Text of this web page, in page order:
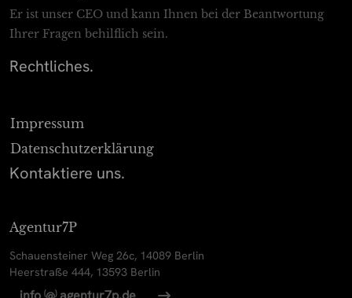
Er ist unser CEO und kann Ihnen bei der Beantwortung
Ihrer Fragen behilflich sein.
Rechtliches.
Impressum
Datenschutz­erklärung
Kontaktiere uns.
Agentur7P
Schauensteiner Weg 26c, 14089 Berlin
Heerstraße 444, 13593 Berlin
( )